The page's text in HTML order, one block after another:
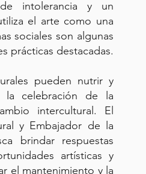
intolerancia y un
el arte como una
sociales son algunas
prácticas destacadas.
pueden nutrir y
la celebración de la
intercultural. El
y Embajador de la
brindar respuestas
artísticas y
el mantenimiento y la